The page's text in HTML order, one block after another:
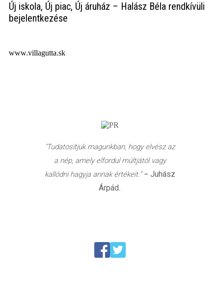
Új iskola, Új piac, Új áruház – Halász Béla rendkívüli
bejelentkezése
www.villagutta.sk
"Tudatosítjuk magunkban, hogy elvész az
a nép, amely elfordul múltjától vagy
kallódni hagyja annak értékeit.”– Juhász
Árpád.